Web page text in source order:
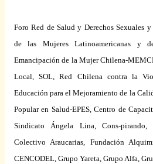
Foro Red de Salud y Derechos Sexuales
de las Mujeres Latinoamericanas y
Emancipación de la Mujer Chilena-
Local, SOL, Red Chilena contrala
Educación para el Mejoramiento de la
Popular en Salud-EPES, Centro de
Sindicato Ángela Lina, Cons-
Colectivo Araucarias, Fundación
CENCODEL, Grupo Yareta, Grupo Alfa,